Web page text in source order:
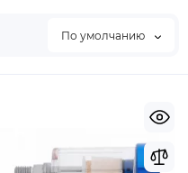
По умолчанию